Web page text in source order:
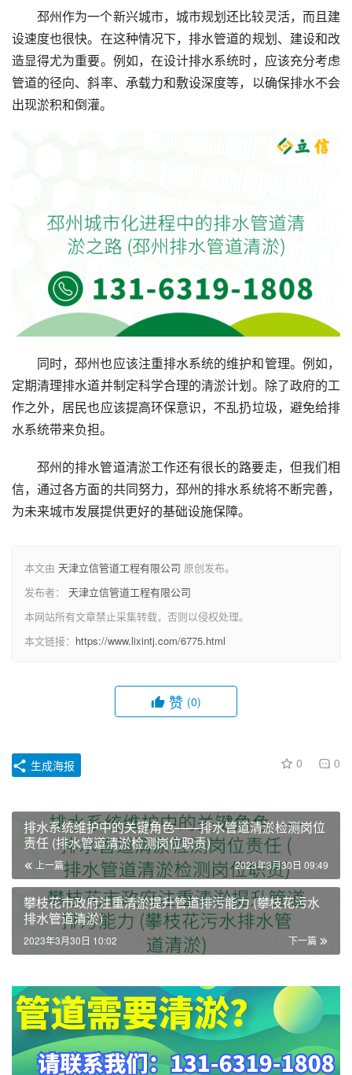
邳州作为一个新兴城市，城市规划还比较灵活，而且建
设速度也很快。在这种情况下，排水管道的规划、建设和改
造显得尤为重要。例如，在设计排水系统时，应该充分考虑
管道的径向、斜率、承载力和敷设深度等，以确保排水不会
出现淤积和倒灌。
同时，邳州也应该注重排水系统的维护和管理。例如，
定期清理排水道并制定科学合理的清淤计划。除了政府的工
作之外，居民也应该提高环保意识，不乱扔垃圾，避免给排
水系统带来负担。
邳州的排水管道清淤工作还有很长的路要走，但我们相
信，通过各方面的共同努力，邳州的排水系统将不断完善，
为未来城市发展提供更好的基础设施保障。
本文由 天津立信管道工程有限公司 原创发布。
发布者： 天津立信管道工程有限公司
本网站所有文章禁止采集转载，否则以侵权处理。
本文链接： https://www.lixintj.com/6775.html
赞 (0)
0 0
生成海报
排水系统维护中的关键角色——排水管道清淤检测岗位
责任 (排水管道清淤检测岗位职责)
上一篇 2023年3月30日 09:49
攀枝花市政府注重清淤提升管道排污能力 (攀枝花污水
排水管道清淤)
下一篇
2023年3月30日 10:02